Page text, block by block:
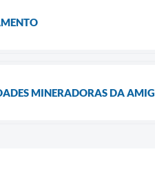
MINERADORAS DA AMIG